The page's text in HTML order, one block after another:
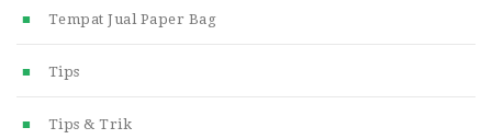
Tempat Jual Paper Bag
Tips
Tips & Trik